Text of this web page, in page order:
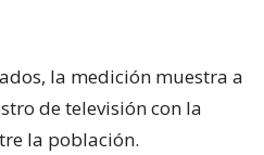
la medición muestra a
de televisión con la
la población.